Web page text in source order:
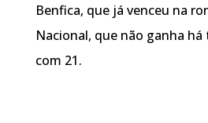
Benfica, que já venceu na
Nacional, que não ganha há
com 21.